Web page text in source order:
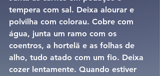
tempera com sal. Deixa alourar e
polvilha com colorau. Cobre com
água, junta um ramo com os
coentros, a hortelã e as folhas de
alho, tudo atado com um fio. Deixa
cozer lentamente. Quando estiver